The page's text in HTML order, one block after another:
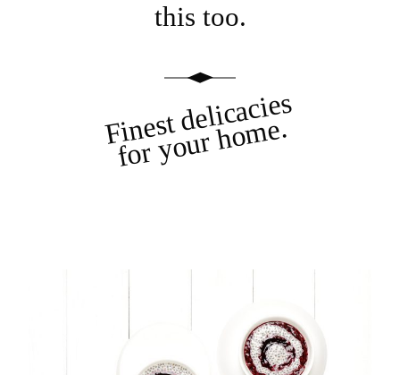
this too.
Finest delicacies
for your home.